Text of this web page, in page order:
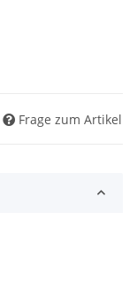
Frage zum Artikel